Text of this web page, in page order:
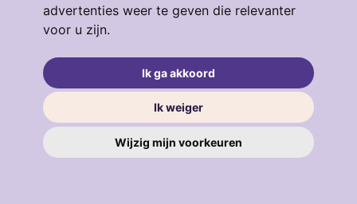
advertenties weer te geven die relevanter
voor u zijn.
Ik ga akkoord
Ik weiger
Wijzig mijn voorkeuren